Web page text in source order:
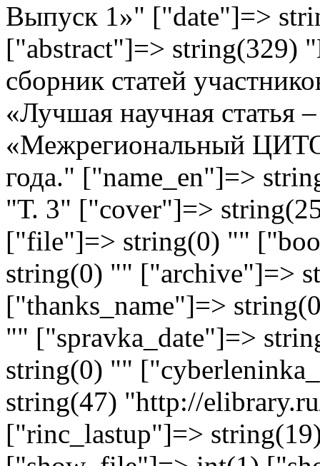
Выпуск 1»" ["date"]=>
["abstract"]=> string(329)
сборник статей
«Лучшая научная
«Межрегиональный
года." ["name_en"]=>
"Т. 3" ["cover"]=>
["file"]=> string(0) ""
string(0) "" ["archive"]=>
["thanks_name"]=>
"" ["spravka_date"]=>
string(0) ""
string(47) "http://
["rinc_lastup"]=>